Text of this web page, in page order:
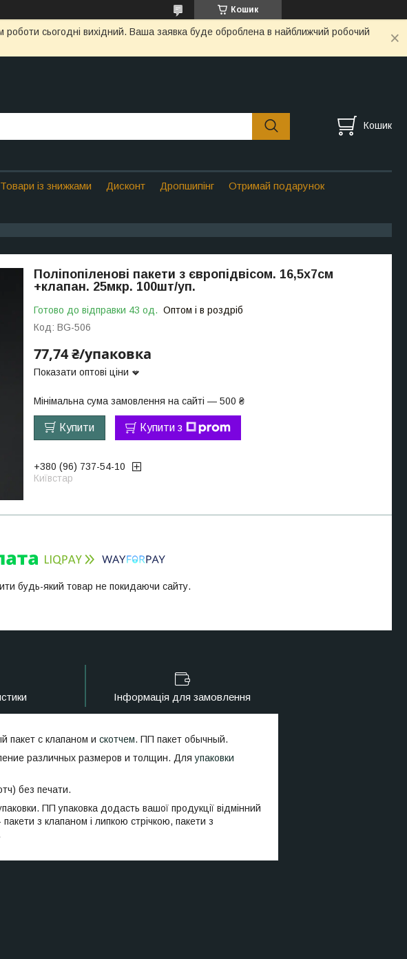
Кошик
роботи сьогодні вихідний. Ваша заявка буде оброблена в найближчий робочий
Кошик
Товари із знижками Дисконт Дропшипінг Отримай подарунок
Поліпопіленові пакети з європідвісом. 16,5х7см
+клапан. 25мкр. 100шт/уп.
Готово до відправки 43 од. Оптом і в роздріб
Код: BG-506
77,74 ₴/упаковка
Показати оптові ціни
Мінімальна сума замовлення на сайті — 500 ₴
Купити Купити з
+380 (96) 737-54-10
Київстар
будь-який товар не покидаючи сайту.
Інформація для замовлення
пакет с клапаном и скотчем. ПП пакет обычный.
различных размеров и толщин. Дляупаковки
без печати.
ПП упаковка додасть вашої продукції відмінний
з клапаном і липкою стрічкою, пакети з